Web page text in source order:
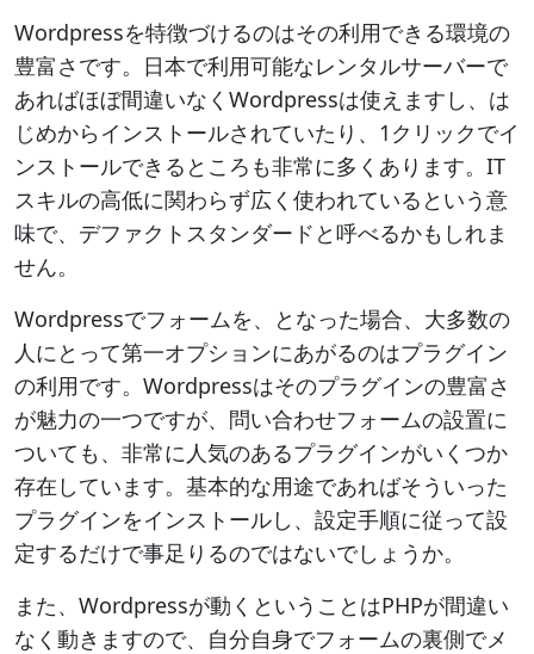
Wordpressを特徴づけるのはその利用できる環境の
豊富さです。日本で利用可能なレンタルサーバーで
あればほぼ間違いなくWordpressは使えますし、は
じめからインストールされていたり、1クリックでイ
ンストールできるところも非常に多くあります。IT
スキルの高低に関わらず広く使われているという意
味で、デファクトスタンダードと呼べるかもしれま
せん。
Wordpressでフォームを、となった場合、大多数の
人にとって第一オプションにあがるのはプラグイン
の利用です。Wordpressはそのプラグインの豊富さ
が魅力の一つですが、問い合わせフォームの設置に
ついても、非常に人気のあるプラグインがいくつか
存在しています。基本的な用途であればそういった
プラグインをインストールし、設定手順に従って設
定するだけで事足りるのではないでしょうか。
また、Wordpressが動くということはPHPが間違い
なく動きますので、自分自身でフォームの裏側でメ